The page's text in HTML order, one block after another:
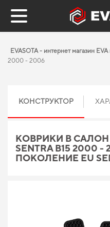
EVASOTA - интернет магазин
2000 - 2006
КОНСТРУКТОР
КОВРИКИ В САЛОН
SENTRA B15 2000 -
ПОКОЛЕНИЕ EU